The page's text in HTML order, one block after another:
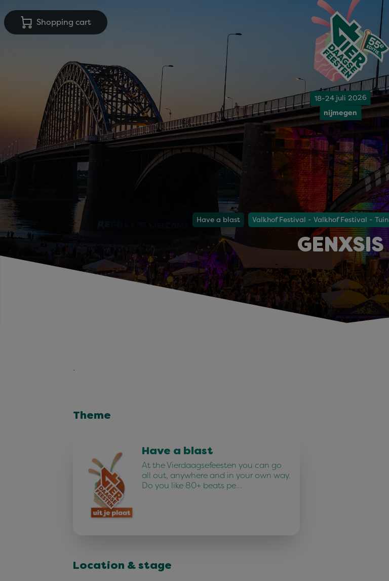
Shopping cart
18-24 juli 2026
nijmegen
Have a blast Valkhof Festival - Valkhof Festival - Tuin
GENXSIS
.
Theme
Have a blast
At the Vierdaagsefeesten you can go
all out, anywhere and in your own way.
Do you like 80+ beats pe…
Location & stage